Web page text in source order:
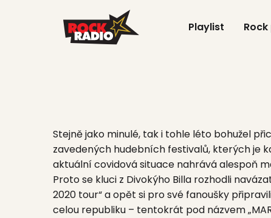
Playlist
Stejně jako minulé, tak i tohle léto bohužel
zavedených hudebních festivalů, kterých je
aktuální covidová situace nahrává alespoň
Proto se kluci z Divokýho Billa rozhodli
2020 tour“a opět si pro své fanoušky
celou republiku – tentokrát pod názvem